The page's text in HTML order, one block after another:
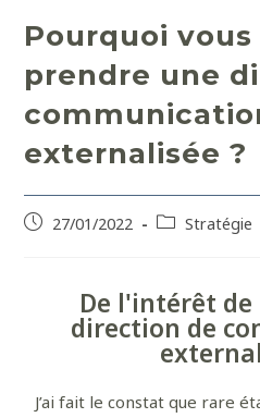
Pourquoi vous
prendre une
externalisée ?
27/01/2022 Stratégie
De l'intérêt
direction de
J’ai fait le constat que rare